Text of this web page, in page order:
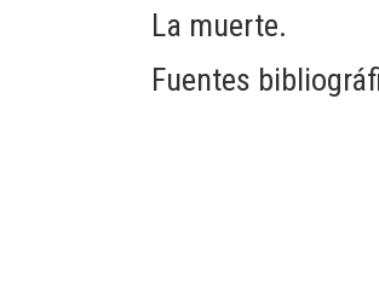
La muerte.
Fuentes